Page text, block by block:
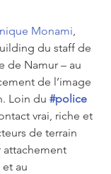
Monami
du staff de
de Namur – au
de l’image
Loin du #police
vrai, riche et
de terrain
attachement
au